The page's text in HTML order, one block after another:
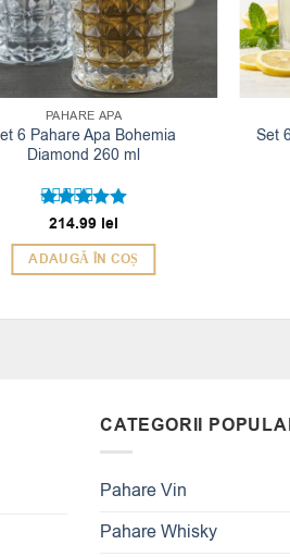
PAHARE APA
6 Pahare Apa Bohemia
Diamond 260 ml
Evaluat la
5
214.99 lei
ADAUGĂ ÎN COȘ
Set
CATEGORII
Pahare Vin
Pahare Whisky